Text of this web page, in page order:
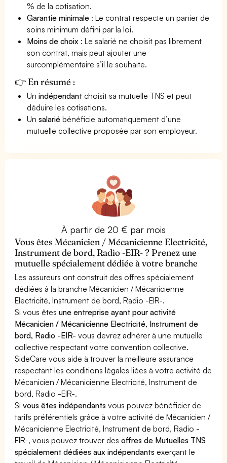
% de la cotisation.
Garantie minimale : Le contrat respecte un panier de
soins minimum défini par la loi.
Moins de choix : Le salarié ne choisit pas librement
son contrat, mais peut ajouter une
surcomplémentaire s’il le souhaite.
👉 En résumé :
Unindépendant choisit sa mutuelle TNS et peut
déduire les cotisations.
Unsalarié bénéficie automatiquement d’une
mutuelle collective proposée par son employeur.
À partir de 20 € par mois
Vous êtes Mécanicien / Mécanicienne Electricité,
Instrument de bord, Radio -EIR- ? Prenez une
mutuelle spécialement dédiée à votre branche
Les assureurs ont construit des offres spécialement
dédiées à la branche Mécanicien / Mécanicienne
Electricité, Instrument de bord, Radio -EIR-.
Si vous êtesune entreprise ayant pour activité
Mécanicien / Mécanicienne Electricité, Instrument de
bord, Radio -EIR- vous devrez adhérer à une mutuelle
collective respectant votre convention collective.
SideCare vous aide à trouver la meilleure assurance
respectant les conditions légales liées à votre activité de
Mécanicien / Mécanicienne Electricité, Instrument de
bord, Radio -EIR-.
Sivous êtes indépendants vous pouvez bénéficier de
tarifs préférentiels grâce à votre activité de Mécanicien /
Mécanicienne Electricité, Instrument de bord, Radio -
EIR-, vous pouvez trouver desoffres de Mutuelles TNS
spécialement dédiées aux indépendants exerçant le